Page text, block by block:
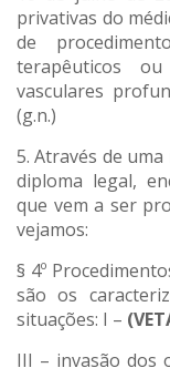
privativas do
de
terapêuticos
vasculares
(g.n.)
5. Através de
diploma legal,
que vem a ser
vejamos:
§ 4º
são os
situações: I –
III – invasão dos